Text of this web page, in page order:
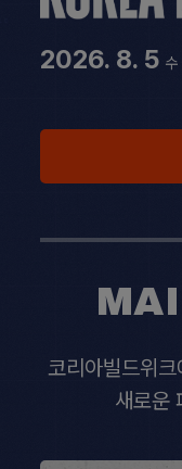
2026. 8. 5 수
코리아빌드위크
새로운